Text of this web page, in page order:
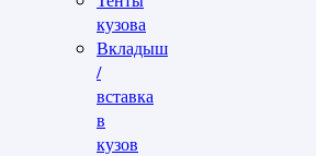
кузова
Вкладыш
/
вставка
в
кузов